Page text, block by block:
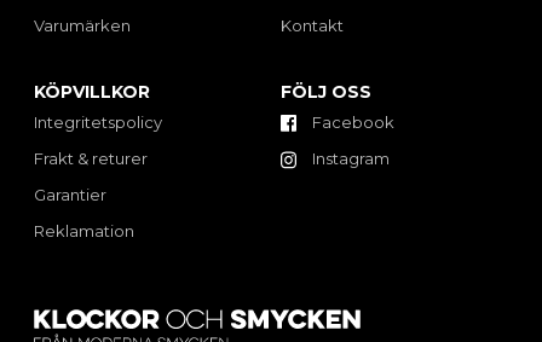
Varumärken
Kontakt
KÖPVILLKOR
Integritetspolicy
Frakt & returer
Garantier
Reklamation
FÖLJ OSS
Facebook
Instagram